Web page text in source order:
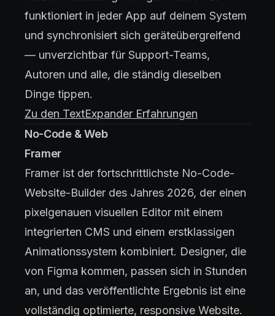
funktioniert in jeder App auf deinem System
und synchronisiert sich geräteübergreifend
— unverzichtbar für Support-Teams,
Autoren und alle, die ständig dieselben
Dinge tippen.
Zu den TextExpander Erfahrungen
No-Code & Web
Framer
Framer ist der fortschrittlichste No-Code-
Website-Builder des Jahres 2026, der einen
pixelgenauen visuellen Editor mit einem
integrierten CMS und einem erstklassigen
Animationssystem kombiniert. Designer, die
von Figma kommen, passen sich in Stunden
an, und das veröffentlichte Ergebnis ist eine
vollständig optimierte, responsive Website.